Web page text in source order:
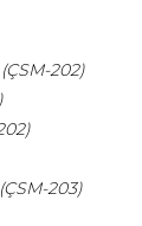
(ÇSM-202)
(ÇSM-203)